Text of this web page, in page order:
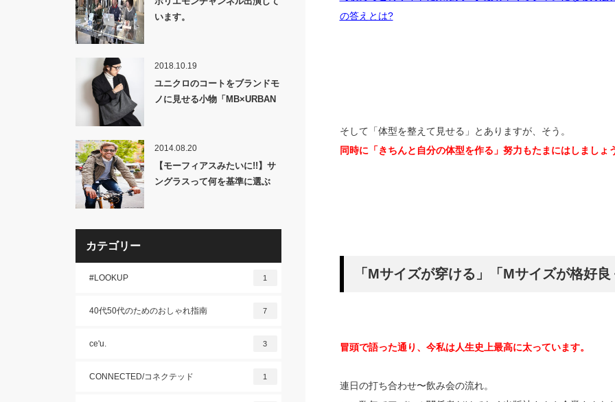
の答えとは?
そして「体型を整えて見せる」とありますが、そう。
同時に「きちんと自分の体型を作る」努力もたまにはしましょ
「Mサイズが穿ける」「Mサイズが格好
冒頭で語った通り、今私は人生史上最高に太っています。
連日の打ち合わせ〜飲み会の流れ。
います。
2018.10.19
ユニクロのコートをブランドモ
ノに見せる小物「MB×URBAN
2014.08.20
【モーフィアスみたいに!!】サ
ングラスって何を基準に選ぶ
カテゴリー
#LOOKUP 1
40代50代のためのおしゃれ指南 7
ce'u. 3
CONNECTED/コネクテッド 1